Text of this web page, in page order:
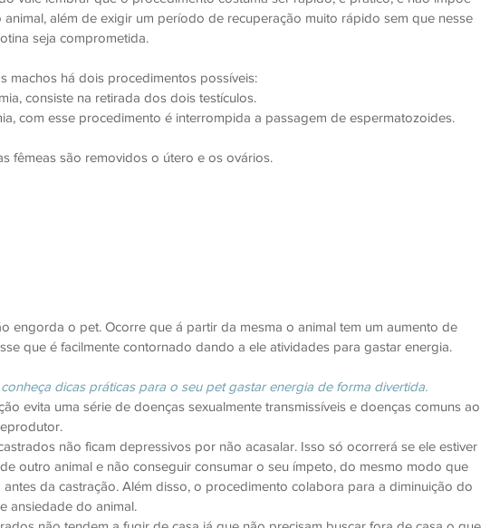
animal, além de exigir um período de recuperação muito rápido sem que nesse
seja comprometida.
machos há dois procedimentos possíveis:
consiste na retirada dos dois testículos.
com esse procedimento é interrompida a passagem de espermatozoides.
fêmeas são removidos o útero e os ovários.
que é facilmente contornado dando a ele atividades para gastar energia.
dicas práticas para o seu pet gastar energia de forma divertida.
evita uma série de doenças sexualmente transmissíveis e doenças comuns ao
não ficam depressivos por não acasalar. Isso só ocorrerá se ele estiver
outro animal e não conseguir consumar o seu ímpeto, do mesmo modo que
antes da castração. Além disso, o procedimento colabora para a diminuição do
ansiedade do animal.